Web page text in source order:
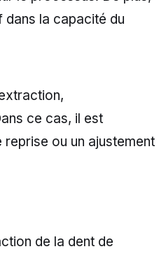
dans la capacité du
ce cas, il est
ou un ajustement
de la dent de